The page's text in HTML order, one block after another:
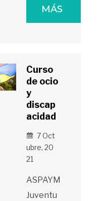
MÁS
Curso
de ocio
y
discap
acidad
7 Oct
Ubre, 20
21
ASPAYM
Juventu